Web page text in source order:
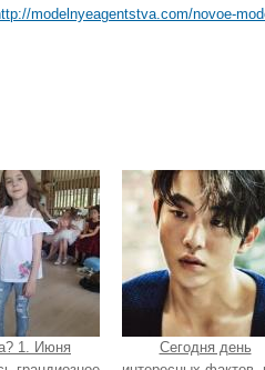
modelnyeagentstva.com/novoe-
1. Июня
Сегодня день